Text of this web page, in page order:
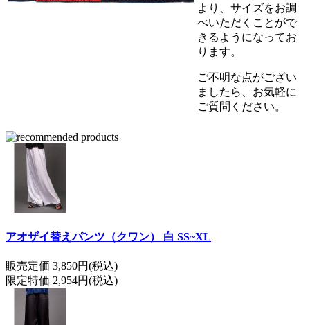
より、サイズをお調
べいただくことがで
きるようになってお
ります。
ご不明な点がござい
ましたら、お気軽に
ご質問ください。
アオザイ替えパンツ（クワン） 白 SS~XL
販売定価 3,850円(税込)
限定特価 2,954円(税込)